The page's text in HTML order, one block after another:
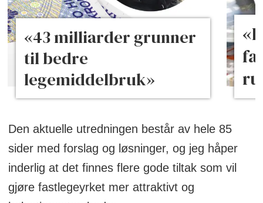
«43 milliarder grunner
til bedre
legemiddelbruk»
Den aktuelle utredningen består av hele 85
sider med forslag og løsninger, og jeg håper
inderlig at det finnes flere gode tiltak som vil
gjøre fastlegeyrket mer attraktivt og